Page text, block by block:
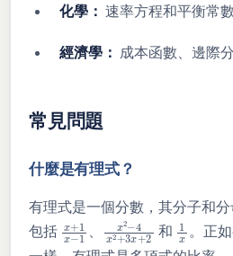
化學： 速率方程和平衡常
經濟學： 成本函數、邊際
常見問題
什麼是有理式？
有理式是一個分數，其分子和
包括 x+1x 1
、 x 2−4x2 + 3x+2
和1x 。正